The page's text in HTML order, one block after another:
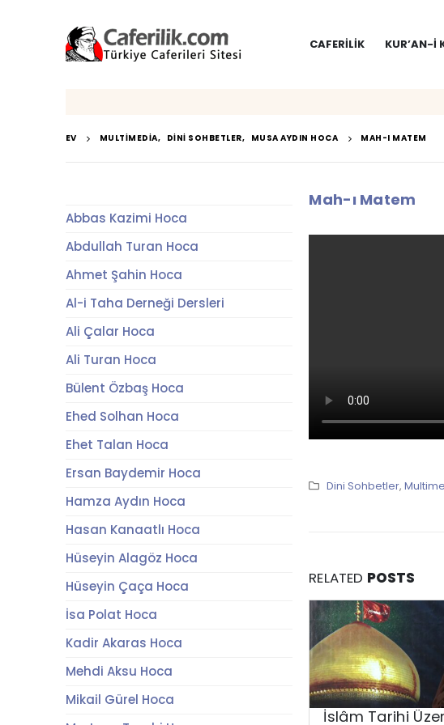
CAFERILIK KUR’AN-I
EV MULTIMEDIA, DINI SOHBETLER, MUSA AYDIN HOCA MAH-I MATEM
Mah-ı Matem
Dini Sohbetler,
RELATED POSTS
İslâm Tarihi
Abbas Kazimi Hoca
Abdullah Turan Hoca
Ahmet Şahin Hoca
Al-i Taha Derneği Dersleri
Ali Çalar Hoca
Ali Turan Hoca
Bülent Özbaş Hoca
Ehed Solhan Hoca
Ehet Talan Hoca
Ersan Baydemir Hoca
Hamza Aydın Hoca
Hasan Kanaatlı Hoca
Hüseyin Alagöz Hoca
Hüseyin Çaça Hoca
İsa Polat Hoca
Kadir Akaras Hoca
Mehdi Aksu Hoca
Mikail Gürel Hoca